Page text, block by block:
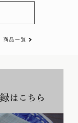
商品一覧